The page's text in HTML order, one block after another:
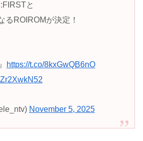
と
るROIROMが決定！
』
https://t.co/8kxGwQB6nO
November 5, 2025